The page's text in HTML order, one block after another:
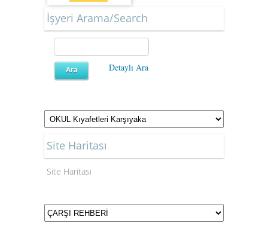
İşyeri Arama/Search
Detaylı Ara
Site Haritası
Site Haritası